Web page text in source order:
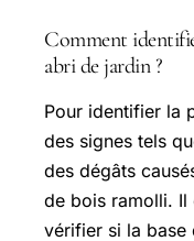
Comment
abri de jardin ?
Pour identifier la
des signes tels
des dégâts
de bois ramolli. Il
vérifier si la base